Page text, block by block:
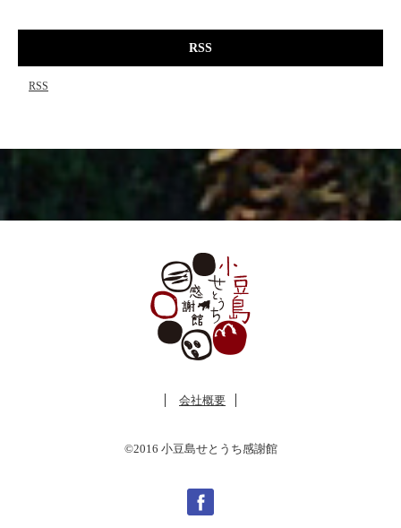
RSS
RSS
会社概要
©2016 小豆島せとうち感謝館